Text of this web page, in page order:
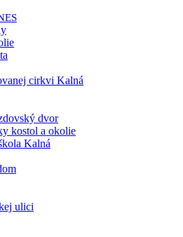
cirkvi Kalná
dvor
kostol a okolie
Kalná
ulici